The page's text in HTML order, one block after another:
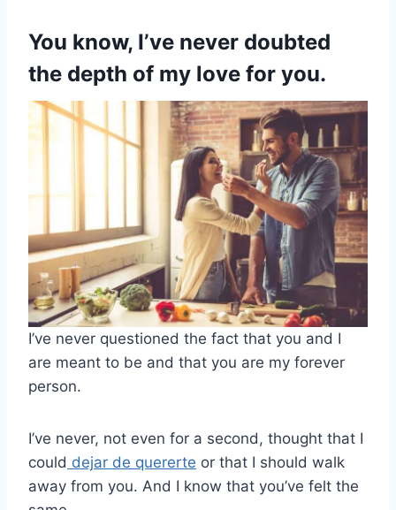
You know, I’ve never doubted
the depth of my love for you.
I’ve never questioned the fact that you and I
are meant to be and that you are my forever
person.
I’ve never, not even for a second, thought that I
could dejar de quererte or that I should walk
away from you. And I know that you’ve felt the